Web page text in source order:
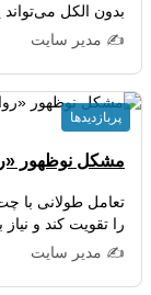
بدون الکل می‌تواند
✍️ مدیر سایت
مشکل نوظهور
تعامل طولانی با
را تقویت کند و
✍️ مدیر سایت
پربازدیدها